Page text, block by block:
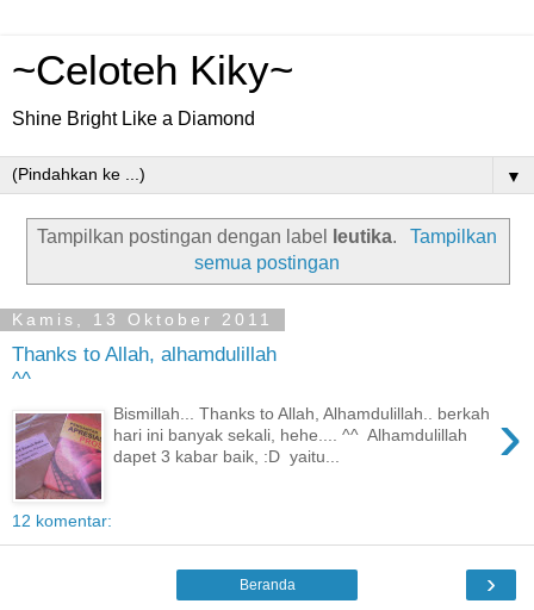
~Celoteh Kiky~
Shine Bright Like a Diamond
▼
Tampilkan postingan dengan label leutika.
Tampilkan
semua postingan
Kamis, 13 Oktober 2011
Thanks to Allah, alhamdulillah
^^
›
Bismillah... Thanks to Allah, Alhamdulillah.. berkah
hari ini banyak sekali, hehe.... ^^ Alhamdulillah
dapet 3 kabar baik, :D yaitu...
12 komentar:
›
Beranda